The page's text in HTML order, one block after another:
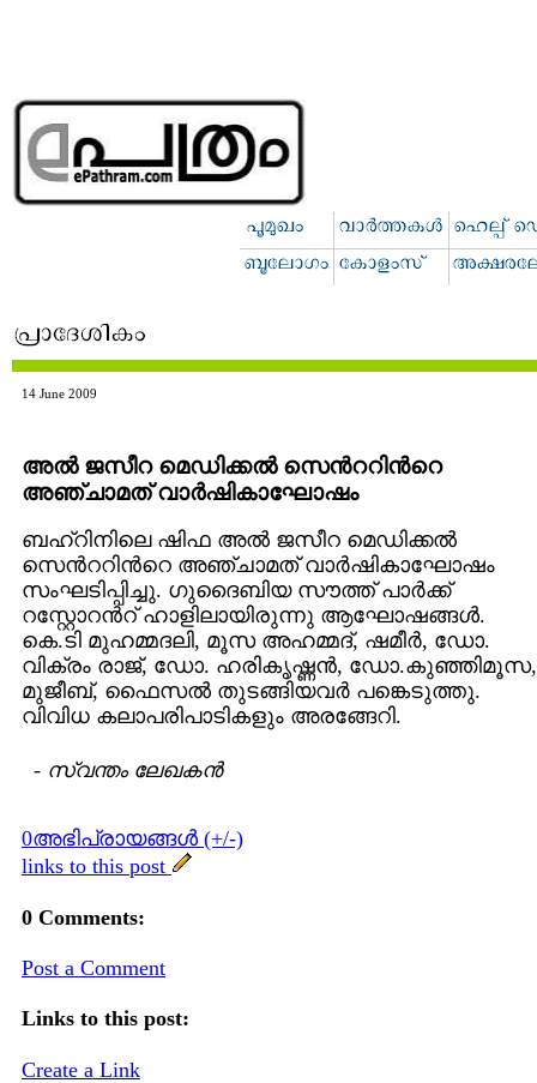
14 June 2009
അല്‍ ജസീറ മെഡിക്കല്‍ സെന്‍ററിന്‍റെ
അഞ്ചാമത് വാര്‍ഷികാഘോഷം
ബഹ്റിനിലെ ഷിഫ അല്‍ ജസീറ മെഡിക്കല്‍
സെന്‍ററിന്‍റെ അഞ്ചാമത് വാര്‍ഷികാഘോഷം
സംഘടിപ്പിച്ചു. ഗുദൈബിയ സൗത്ത് പാര്‍ക്ക്
റസ്റ്റോറന്‍റ് ഹാളിലായിരുന്നു ആഘോഷങ്ങള്‍.
കെ.ടി മുഹമ്മദലി, മൂസ അഹമ്മദ്, ഷമീര്‍, ഡോ.
വിക്രം രാജ്, ഡോ. ഹരികൃഷ്ണന്‍, ഡോ.കുഞ്ഞിമൂസ,
മുജീബ്, ഫൈസല്‍ തുടങ്ങിയവര്‍ പങ്കെടുത്തു.
വിവിധ കലാപരിപാടികളും അരങ്ങേറി.
- സ്വന്തം ലേഖകന്‍
0അഭിപ്രായങ്ങള്‍ (+/-)
links to this post
0 Comments:
Post a Comment
Links to this post:
Create a Link